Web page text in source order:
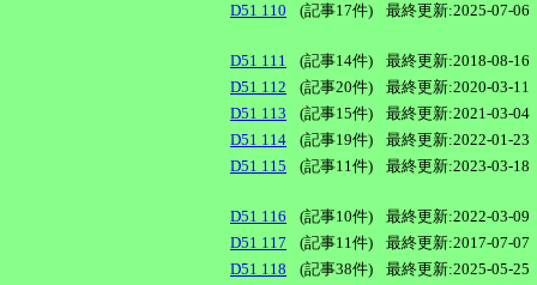
D51 110
(記事17件) 最終更新:2025-07-06
D51 111 (記事14件)
最終更新:2018-08-16
D51 112
(記事20件)
最終更新:2020-03-11
D51 113
(記事15件)
最終更新:2021-03-04
D51 114
(記事19件)
最終更新:2022-01-23
D51 115
(記事11件) 最終更新:2023-03-18
D51 116 (記事10件)
最終更新:2022-03-09
D51 117
(記事11件)
最終更新:2017-07-07
D51 118
(記事38件) 最終更新:2025-05-25